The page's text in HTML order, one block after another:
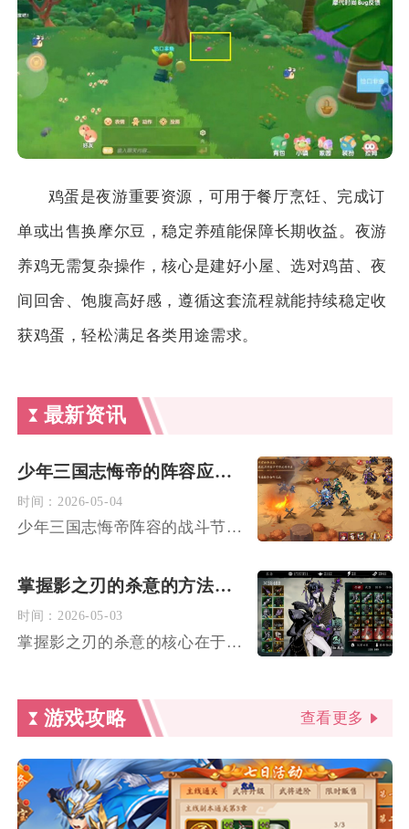
鸡蛋是夜游重要资源，可用于餐厅烹饪、完成订
单或出售换摩尔豆，稳定养殖能保障长期收益。夜游
养鸡无需复杂操作，核心是建好小屋、选对鸡苗、夜
间回舍、饱腹高好感，遵循这套流程就能持续稳定收
获鸡蛋，轻松满足各类用途需求。
最新资讯
少年三国志悔帝的阵容应该如何进行战斗节奏控制
时间： 2026-05-04
少年三国志悔帝阵容的战斗节奏核心是先手控怒锁节奏、中期叠伤压...
掌握影之刃的杀意的方法是什么
时间： 2026-05-03
掌握影之刃的杀意的核心在于精准平衡杀意值的积累与释放，通过技...
游戏攻略 查看更多